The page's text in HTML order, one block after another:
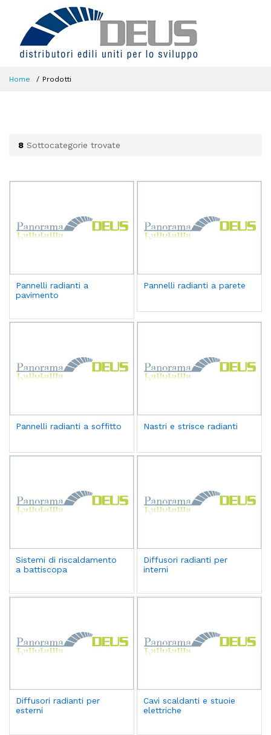
Home Prodotti
8 Sottocategorie trovate
Pannelli radianti a
pavimento
Pannelli radianti a parete
Pannelli radianti a soffitto Nastri e strisce radianti
Sistemi di riscaldamento
a battiscopa
Diffusori radianti per
interni
Diffusori radianti per
esterni
Cavi scaldanti e stuoie
elettriche